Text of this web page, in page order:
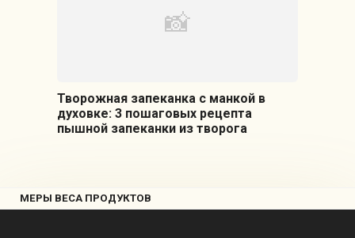
Творожная запеканка с манкой в
духовке: 3 пошаговых рецепта
пышной запеканки из творога
МЕРЫ ВЕСА ПРОДУКТОВ